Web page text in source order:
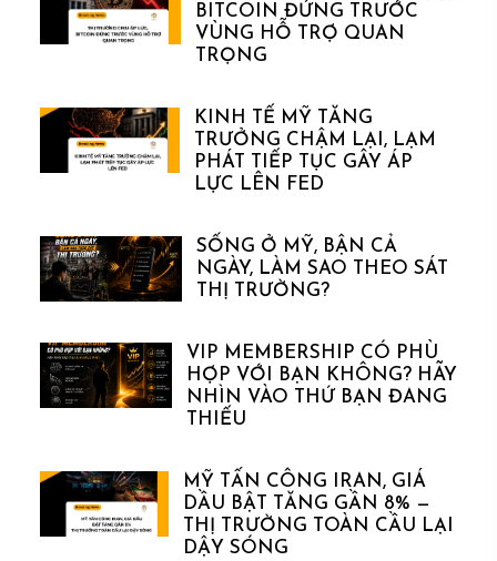
BITCOIN ĐỨNG TRƯỚC
VÙNG HỖ TRỢ QUAN
TRỌNG
KINH TẾ MỸ TĂNG
TRƯỞNG CHẬM LẠI, LẠM
PHÁT TIẾP TỤC GÂY ÁP
LỰC LÊN FED
SỐNG Ở MỸ, BẬN CẢ
NGÀY, LÀM SAO THEO SÁT
THỊ TRƯỜNG?
VIP MEMBERSHIP CÓ PHÙ
HỢP VỚI BẠN KHÔNG? HÃY
NHÌN VÀO THỨ BẠN ĐANG
THIẾU
MỸ TẤN CÔNG IRAN, GIÁ
DẦU BẬT TĂNG GẦN 8% —
THỊ TRƯỜNG TOÀN CẦU LẠI
DẬY SÓNG